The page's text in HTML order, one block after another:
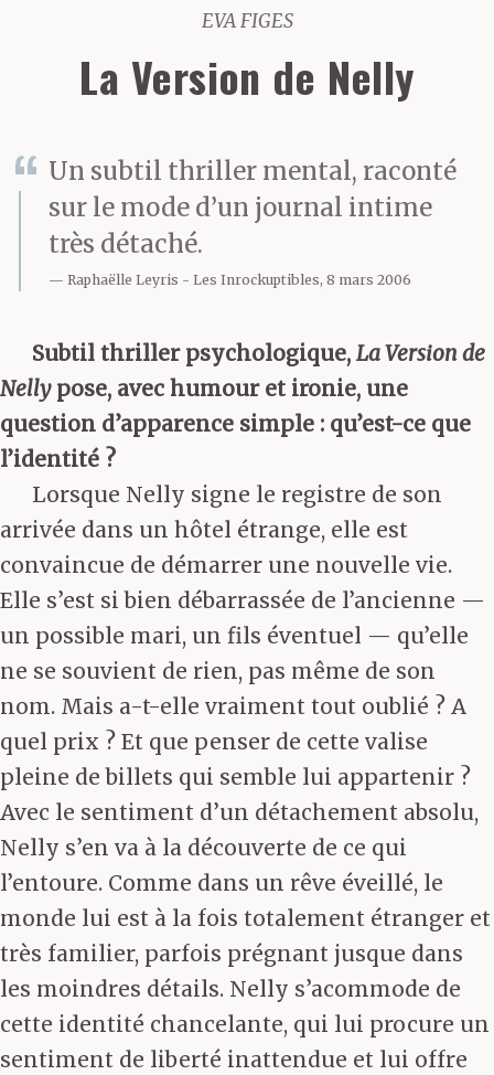
EVA FIGES
La Version de Nelly
Un subtil thriller mental, raconté
sur le mode d’un journal intime
très détaché.
Raphaëlle Leyris Les Inrockuptibles, 8 mars 2006
Subtil thriller psychologique, La Version de
Nellypose, avec humour et ironie, une
question d’apparence simple : qu’est-ce que
l’identité ?
Lorsque Nelly signe le registre de son
arrivée dans un hôtel étrange, elle est
convaincue de démarrer une nouvelle vie.
Elle s’est si bien débarrassée de l’ancienne —
un possible mari, un fils éventuel — qu’elle
ne se souvient de rien, pas même de son
nom. Mais a-t-elle vraiment tout oublié ? A
quel prix ? Et que penser de cette valise
pleine de billets qui semble lui appartenir ?
Avec le sentiment d’un détachement absolu,
Nelly s’en va à la découverte de ce qui
l’entoure. Comme dans un rêve éveillé, le
monde lui est à la fois totalement étranger et
très familier, parfois prégnant jusque dans
les moindres détails. Nelly s’acommode de
cette identité chancelante, qui lui procure un
sentiment de liberté inattendue et lui offre